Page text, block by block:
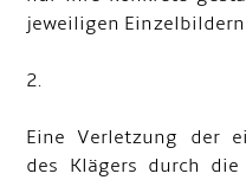
jeweiligen
2.
Eine Verletzung der
des Klägers durch